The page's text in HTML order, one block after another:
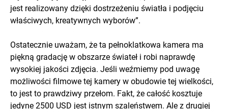
jest realizowany dzięki dostrzeżeniu światła i podjęciu
właściwych, kreatywnych wyborów”.
Ostatecznie uważam, że ta pełnoklatkowa kamera ma
piękną gradację w obszarze świateł i robi naprawdę
wysokiej jakości zdjęcia. Jeśli weźmiemy pod uwagę
możliwości filmowe tej kamery w obudowie tej wielkości,
to jest to prawdziwy przełom. Fakt, że całość kosztuje
jedyne 2500 USD jest istnym szaleństwem. Ale z drugiej